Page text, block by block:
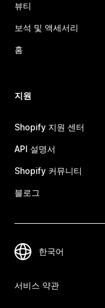
뷰티
보석 및 액세서리
홈
지원
Shopify 지원 센터
API 설명서
Shopify 커뮤니티
블로그
서비스 약관